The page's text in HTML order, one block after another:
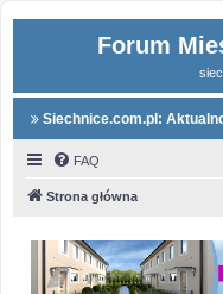
Forum
Siechnice.com.pl:
FAQ
Strona główna